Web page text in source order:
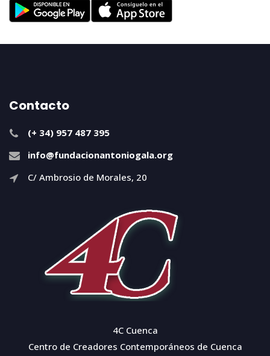
Contacto
(+ 34) 957 487 395
info@fundacionantoniogala.org
C/ Ambrosio de Morales, 20
4C Cuenca
Centro de Creadores Contemporáneos de Cuenca